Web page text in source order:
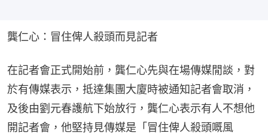
龔仁心：冒住俾人殺頭而見記者
在記者會正式開始前，龔仁心先與在場傳媒閒談，對
於有傳媒表示，抵達集團大廈時被通知記者會取消，
及後由劉元春護航下始放行，龔仁心表示有人不想他
開記者會，他堅持見傳媒是「冒住俾人殺頭嘅風